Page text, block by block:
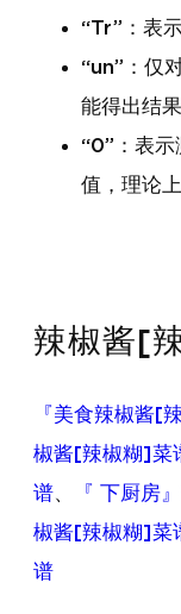
“Tr”：表
“un”：仅
能得出结果
“0”：表
值，理论
辣椒酱[
『美食辣椒酱[
椒酱[辣椒糊]菜
谱、 『 下厨房
椒酱[辣椒糊]菜
谱